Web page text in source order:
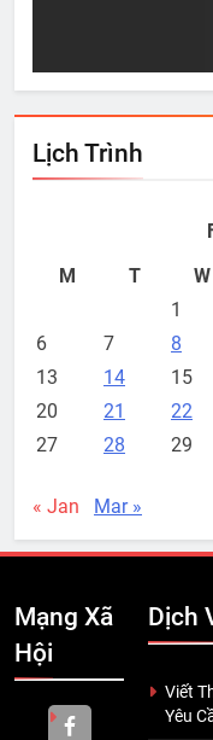
Lịch Trình
M
T W
1
6
7 8
13
14 15
20
21 22
27
28 29
« Jan Mar »
Mạng Xã
Hội
Dịch
Viết
Yêu